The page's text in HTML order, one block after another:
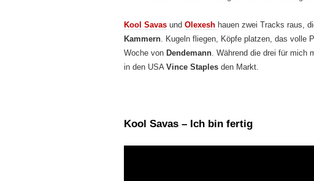
Kool Savas und Olexesh hauen zwei Tracks raus,
Kammern. Kugeln fliegen, Köpfe platzen, das volle
Woche von Dendemann. Während die drei für mich
in den USA Vince Staples den Markt.
Kool Savas – Ich bin fertig